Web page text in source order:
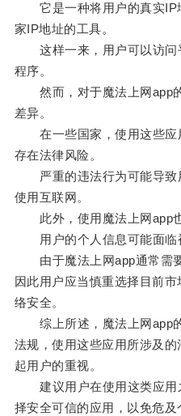
它是一种将用户的真实IP
家IP地址的工具。
这样一来，用户可以访问
程序。
然而，对于魔法上网app
差异。
在一些国家，使用这些应
存在法律风险。
严重的违法行为可能导致
使用互联网。
此外，使用魔法上网app也
用户的个人信息可能面临
由于魔法上网app通常需要
因此用户应当慎重选择目前
络安全。
综上所述，魔法上网app
法规，使用这些应用所涉及
起用户的重视。
建议用户在使用这类应用
择安全可信的应用，以免危及